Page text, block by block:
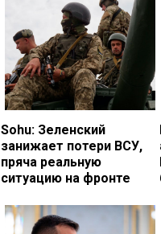
Sohu: Зеленский
занижает потери ВСУ,
пряча реальную
ситуацию на фронте